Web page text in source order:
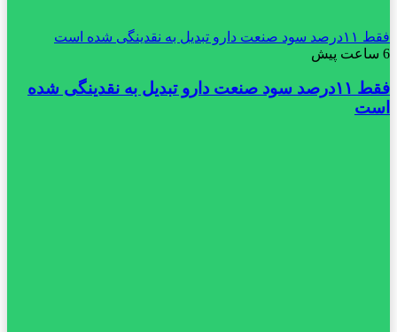
فقط ۱۱‌درصد سود صنعت دارو تبدیل به نقدینگی شده است
6 ساعت پیش
فقط ۱۱‌درصد سود صنعت دارو تبدیل به نقدینگی شده
است